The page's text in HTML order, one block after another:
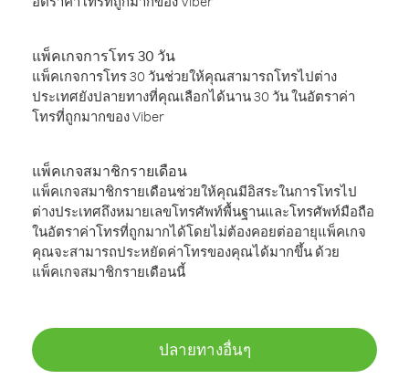
แพ็คเกจการโทร 30 วัน
แพ็คเกจการโทร 30 วันช่วยให้คุณสามารถโทรไปต่าง
ประเทศยังปลายทางที่คุณเลือกได้นาน 30 วัน ในอัตราค่า
โทรที่ถูกมากของ Viber
แพ็คเกจสมาชิกรายเดือน
แพ็คเกจสมาชิกรายเดือนช่วยให้คุณมีอิสระในการโทรไป
ต่างประเทศถึงหมายเลขโทรศัพท์พื้นฐานและโทรศัพท์มือถือ
ในอัตราค่าโทรที่ถูกมากได้โดยไม่ต้องคอยต่ออายุแพ็คเกจ
คุณจะสามารถประหยัดค่าโทรของคุณได้มากขึ้น ด้วย
แพ็คเกจสมาชิกรายเดือนนี้
ปลายทางอื่นๆ